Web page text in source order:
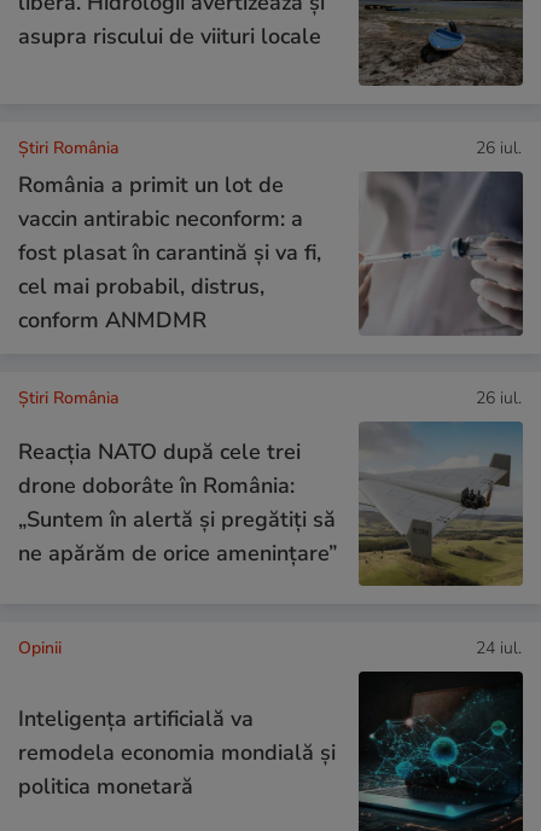
asupra riscului de viituri locale
Știri România 26 iul.
România a primit un lot de
vaccin antirabic neconform: a
fost plasat în carantină și va fi,
cel mai probabil, distrus,
conform ANMDMR
Știri România 26 iul.
Reacția NATO după cele trei
drone doborâte în România:
„Suntem în alertă și pregătiți să
ne apărăm de orice amenințare”
Opinii 24 iul.
Inteligența artificială va
remodela economia mondială și
politica monetară